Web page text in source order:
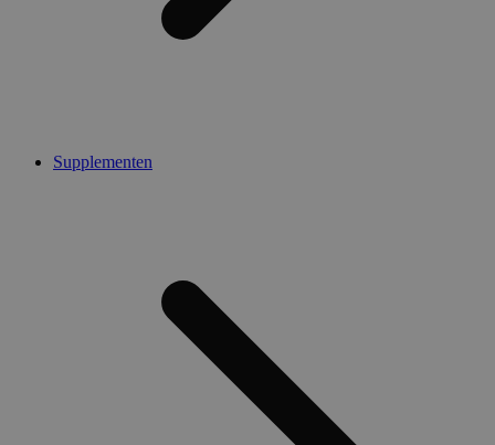
Supplementen